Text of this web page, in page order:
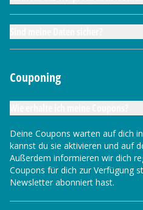
Couponing
Deine Coupons warten auf dich
kannst du sie aktivieren und auf
Außerdem informieren wir dich
Coupons für dich zur Verfügung
Newsletter abonniert hast.